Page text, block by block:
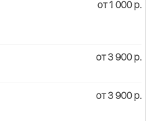
от 1 000 р.
от 3 900 р.
от 3 900 р.